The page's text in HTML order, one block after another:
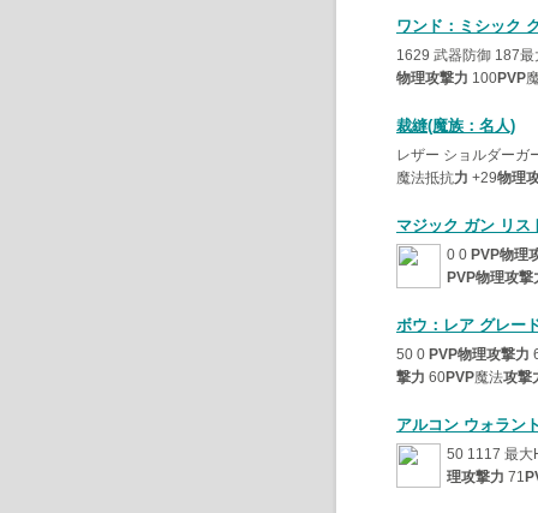
ワンド：ミシック
1629 武器防御 187
物理攻撃力 100PVP
裁縫(魔族：名人)
レザー ショルダーガ
魔法抵抗力 +29物理
マジック ガン リス
0 0 PVP物理
PVP物理攻撃
ボウ：レア グレー
50 0 PVP物理攻撃力
撃力 60PVP魔法攻撃
アルコン ウォラン
50 1117 最大
理攻撃力 71